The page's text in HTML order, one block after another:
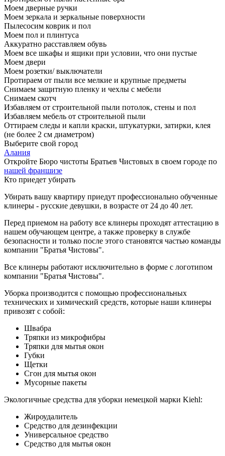
Моем дверные ручки
Моем зеркала и зеркальные поверхности
Пылесосим коврик и пол
Моем пол и плинтуса
Аккуратно расставляем обувь
Моем все шкафы и ящики при условии, что они пустые
Моем двери
Моем розетки/ выключатели
Протираем от пыли все мелкие и крупные предметы
Снимаем защитную пленку и чехлы с мебели
Снимаем скотч
Избавляем от строительной пыли потолок, стены и пол
Избавляем мебель от строительной пыли
Оттираем следы и капли краски, штукатурки, затирки, клея
(не более 2 см диаметром)
Выберите свой город
Алания
Откройте Бюро чистоты Братьев Чистовых в своем городе по
нашей франшизе
Кто приедет убирать
Убирать вашу квартиру приедут профессионально обученные
клинеры - русские девушки, в возрасте от 24 до 40 лет.
Перед приемом на работу все клинеры проходят аттестацию в
нашем обучающем центре, а также проверку в службе
безопасности и только после этого становятся частью команды
компании "Братья Чистовы".
Все клинеры работают исключительно в форме с логотипом
компании "Братья Чистовы".
Уборка производится с помощью профессиональных
технических и химический средств, которые наши клинеры
привозят с собой:
Швабра
Тряпки из микрофибры
Тряпки для мытья окон
Губки
Щетки
Сгон для мытья окон
Мусорные пакеты
Экологичные средства для уборки немецкой марки Kiehl:
Жироудалитель
Средство для дезинфекции
Универсальное средство
Средство для мытья окон